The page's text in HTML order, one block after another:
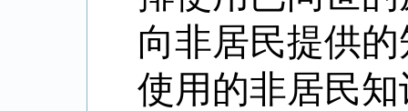
向非居民提供
使用的非居民